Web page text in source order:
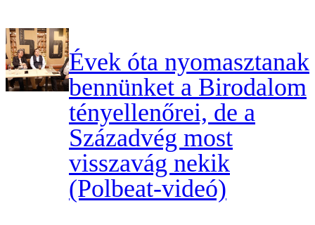
Évek óta nyomasztanak
bennünket a Birodalom
tényellenőrei, de a
Századvég most
visszavág nekik
(Polbeat-videó)